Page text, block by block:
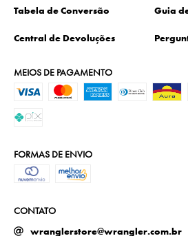
Tabela de Conversão Guia
Central de Devoluções
MEIOS DE PAGAMENTO
FORMAS DE ENVIO
CONTATO
wranglerstore@wrangler.com.br